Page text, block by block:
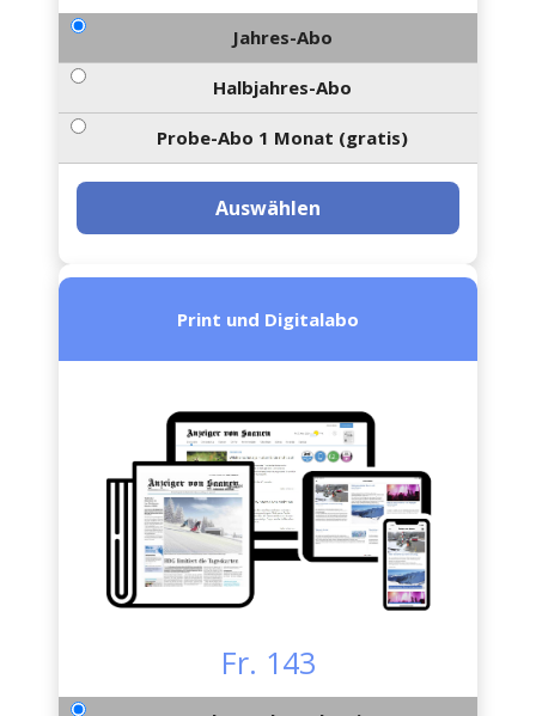
Jahres-Abo
Halbjahres-Abo
Probe-Abo 1 Monat (gratis)
Auswählen
Print und Digitalabo
Fr. 143